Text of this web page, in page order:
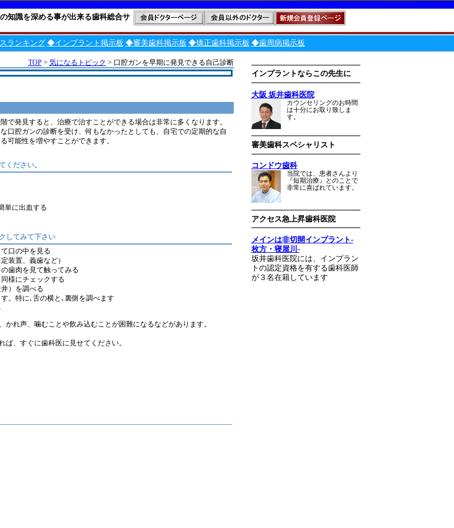
知識を深める事が出来る歯科総合サ
ランキング ◆インプラント掲示板 ◆審美歯科掲示板 ◆矯正歯科掲示板 ◆歯周病掲示板
TOP> 気になるトピック > 口腔ガンを早期に発見できる自己診断
で発見すると、治療で治すことができる場合は非常に多くなります。
口腔ガンの診断を受け、何もなかったとしても、自宅での定期的な自
可能性を増やすことができます。
ください。
単に出血する
してみて下さい
口の中を見る
装置、義歯など）
歯肉を見て触ってみる
様にチェックする
）を調べる
。特に､舌の横と､裏側を調べます
れ声、噛むことや飲み込むことが困難になるなどがあります。
ば、すぐに歯科医に見せてください。
インプラントならこの先生に
大阪 坂井歯科医院
カウンセリングのお時間
は十分にお取り致しま
す。
審美歯科スペシャリスト
コンドウ歯科
当院では、患者さんより
『短期治療』とのことで
非常に喜ばれています。
アクセス急上昇歯科医院
メインは非切開インプラント-
枚方・寝屋川-
坂井歯科医院には、インプラン
トの認定資格を有する歯科医師
が３名在籍しています